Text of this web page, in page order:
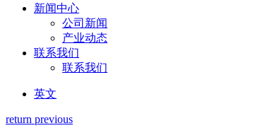
新闻中心
公司新闻
产业动态
联系我们
联系我们
英文
return previous